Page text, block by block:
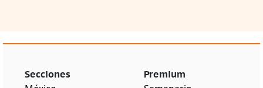
Secciones Premium